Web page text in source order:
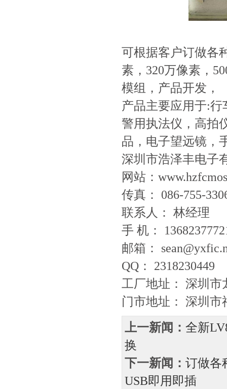
可根据客户订做各
素，320万像素，
模组，产品开发，
产品主要应用于:
警用执法仪，高拍
品，电子望远镜，
深圳市浩泽丰电子
网站：
传真： 086-755-
联系人： 林经
手 机：
邮箱：
QQ： 2318230449
工厂地址： 深圳市
门市地址： 深圳市
上一新闻： 全新
换
下一新闻： 订做各
USB即用即插